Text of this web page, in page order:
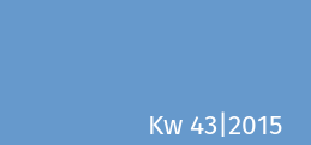
Kw 43|2015